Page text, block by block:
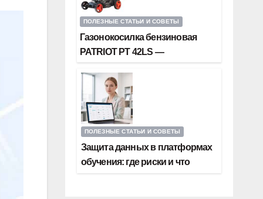
ПОЛЕЗНЫЕ СТАТЬИ И СОВЕТЫ
Газонокосилка бензиновая
PATRIOT PT 42LS —
для идеального газона
ПОЛЕЗНЫЕ СТАТЬИ И СОВЕТЫ
Защита данных в платформах
обучения: где риски и что